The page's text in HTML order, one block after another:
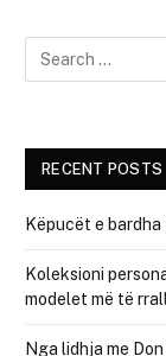
RECENT POSTS
Këpucët e bardha
Koleksioni
modelet më të
Nga lidhja me